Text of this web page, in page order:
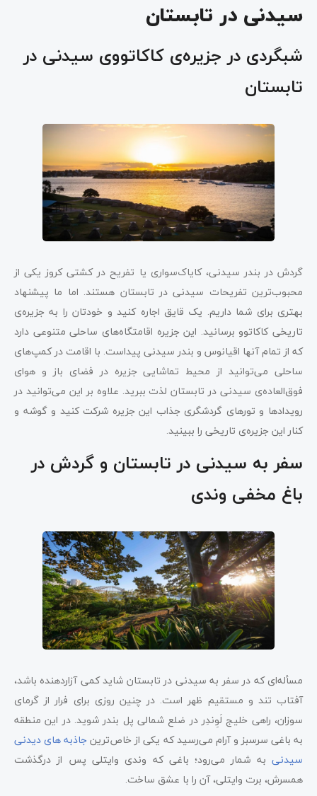
سیدنی در تابستان
شبگردی در جزیره‌ی کاکاتووی سیدنی در
تابستان
گردش در بندر سیدنی، کایاک‌سواری یا تفریح در کشتی کروز یکی از
محبوب‌ترین تفریحات سیدنی در تابستان هستند. اما ما پیشنهاد
بهتری برای شما داریم. یک قایق اجاره کنید و خودتان را به جزیره‌ی
تاریخی کاکاتوو برسانید. این جزیره اقامتگاه‌های ساحلی متنوعی دارد
که از تمام آنها اقیانوس و بندر سیدنی پیداست. با اقامت در کمپ‌های
ساحلی می‌‌توانید از محیط تماشایی جزیره در فضای باز و هوای
فوق‌العاده‌ی سیدنی در تابستان لذت ببرید. علاوه بر این می‌توانید در
رویدادها و تورهای گردشگری جذاب این جزیره شرکت کنید و گوشه و
کنار این جزیره‌ی تاریخی را ببینید.
سفر به سیدنی در تابستان و گردش در
باغ مخفی وندی
مسأله‌ای که در سفر به سیدنی در تابستان شاید کمی آزاردهنده باشد،
آفتاب تند و مستقیم ظهر است. در چنین روزی برای فرار از گرمای
سوزان، راهی خلیج لَوِندِر در ضلع شمالی پل بندر شوید. در این منطقه
به باغی سرسبز و آرام می‌رسید که یکی از خاص‌ترین جاذبه های دیدنی
سیدنی به شمار می‌رود؛ باغی که وندی وایتلی پس از درگذشت
همسرش، برت وایتلی، آن را با عشق ساخت.